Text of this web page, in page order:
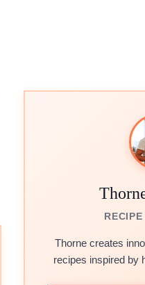
Thorne creates
recipes inspired by